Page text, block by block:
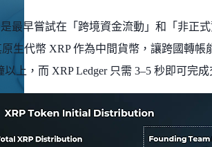
是最早嘗試在「跨境資金流動」和「非正
生代幣 XRP 作為中間貨幣，讓跨國轉
以上，而 XRP Ledger 只需 3–5 秒即可完成